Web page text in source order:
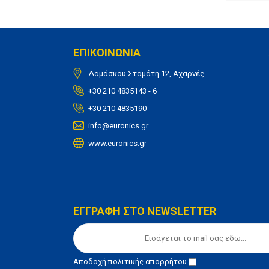
ΕΠΙΚΟΙΝΩΝΙΑ
Δαμάσκου Σταμάτη 12, Αχαρνές
+30 210 4835143 - 6
+30 210 4835190
info@euronics.gr
www.euronics.gr
ΕΓΓΡΑΦΗ ΣΤΟ NEWSLETTER
Αποδοχήπολιτικής απορρήτου